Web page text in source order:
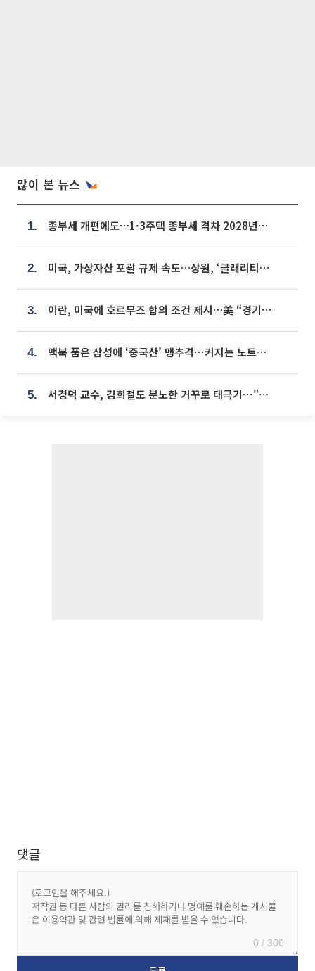
많이 본 뉴스
1. 종부세 개편에도…1·3주택 종부세 격차 2028년부터 확대
2. 미국, 가상자산 포괄 규제 속도…상원, ‘클래리티법’ 9월 절차투표 추진
3. 이란, 미국에 호르무즈 합의 조건 제시…美 “경기 아직 안 끝나” [종합]
4. 맥북 품은 삼성에 ‘중국산’ 맹추격⋯커지는 노트북 OLED 시장
5. 서경덕 교수, 김희철도 분노한 거꾸로 태극기⋯"엉터리는 아냐, 아쉬울 뿐"
댓글
0 / 300